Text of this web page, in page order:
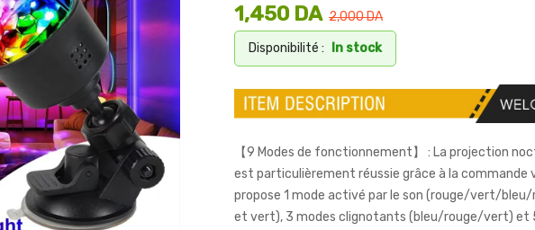
2,000DA
1,450 DA
Disponibilité : In stock
【9 Modes de fonctionnement】 : La projection
est particulièrement réussie grâce à la commande
propose 1 mode activé par le son (rouge/vert/bleu/
et vert), 3 modes clignotants (bleu/rouge/vert) et